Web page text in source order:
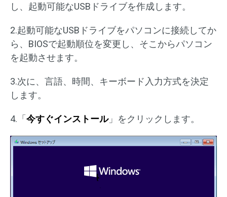
し、起動可能なUSBドライブを作成します。
2.起動可能なUSBドライブをパソコンに接続してか
ら、BIOSで起動順位を変更し、そこからパソコン
を起動させます。
3.次に、言語、時間、キーボード入力方式を決定
します。
4.「 今すぐインストール」をクリックします。